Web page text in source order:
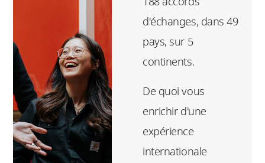
d'échanges, dans 49
pays, sur 5
continents.
De quoi vous
enrichir d'une
expérience
internationale